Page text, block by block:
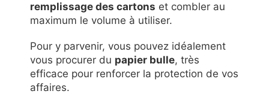
remplissage des cartons et combler au
maximum le volume à utiliser.
Pour y parvenir, vous pouvez idéalement
vous procurer du papier bulle, très
efficace pour renforcer la protection de vos
affaires.